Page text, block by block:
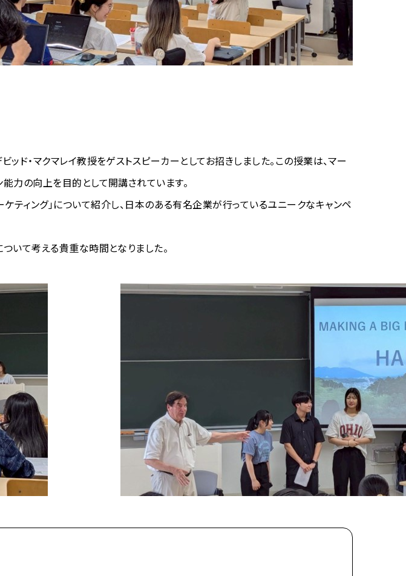
ド・マクマレイ教授をゲストスピーカーとしてお招きしました。この授業は、マー
力の向上を目的として開講されています。
ィング」について紹介し、日本のある有名企業が行っているユニークなキャンペ
いて考える貴重な時間となりました。